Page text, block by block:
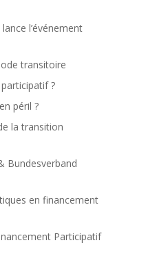
lance l’événement
transitoire
?
péril ?
la transition
Bundesverband
en financement
Participatif